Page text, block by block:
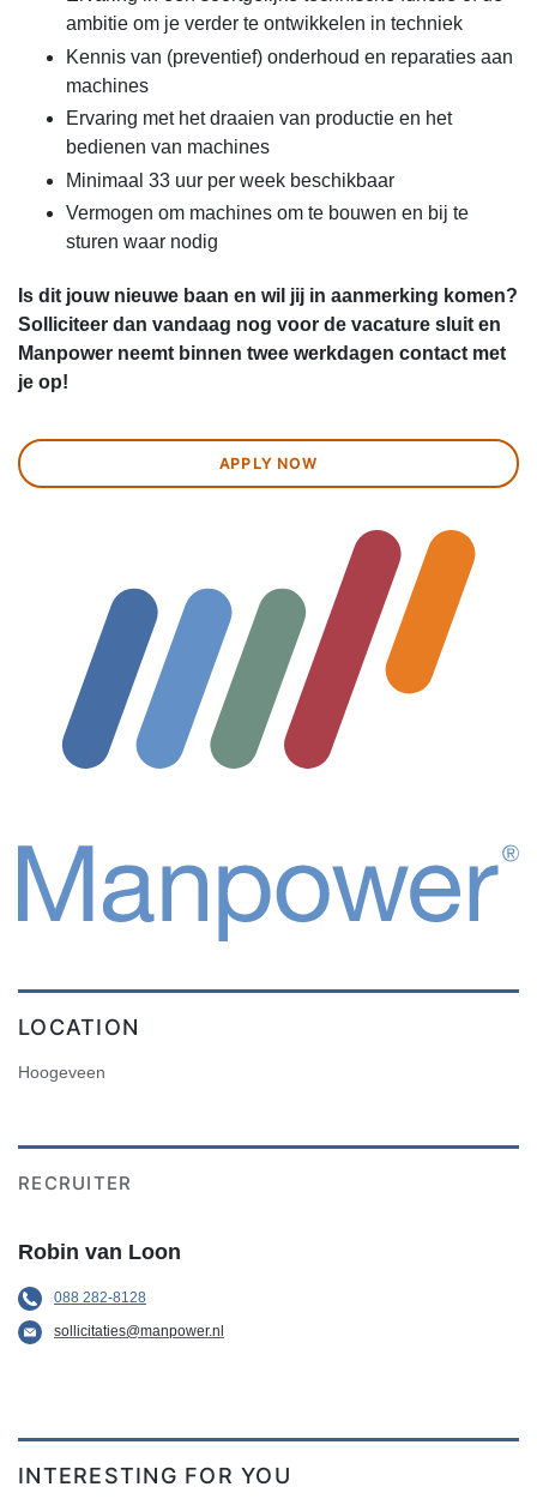
ambitie om je verder te ontwikkelen in techniek
Kennis van (preventief) onderhoud en reparaties aan
machines
Ervaring met het draaien van productie en het
bedienen van machines
Minimaal 33 uur per week beschikbaar
Vermogen om machines om te bouwen en bij te
sturen waar nodig
Is dit jouw nieuwe baan en wil jij in aanmerking komen?
Solliciteer dan vandaag nog voor de vacature sluit en
Manpower neemt binnen twee werkdagen contact met
je op!
APPLY NOW
LOCATION
Hoogeveen
RECRUITER
Robin van Loon
088 282-8128
sollicitaties@manpower.nl
INTERESTING FOR YOU